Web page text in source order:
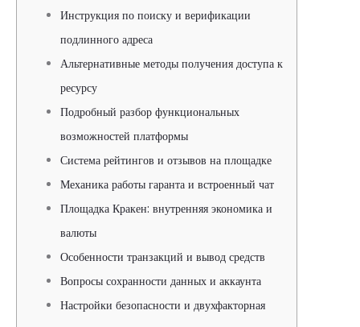
Инструкция по поиску и верификации
подлинного адреса
Альтернативные методы получения доступа к
ресурсу
Подробный разбор функциональных
возможностей платформы
Система рейтингов и отзывов на площадке
Механика работы гаранта и встроенный чат
Площадка Кракен: внутренняя экономика и
валюты
Особенности транзакций и вывод средств
Вопросы сохранности данных и аккаунта
Настройки безопасности и двухфакторная